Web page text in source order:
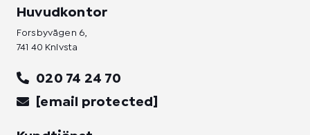
Huvudkontor
Forsbyvägen 6,
741 40 Knivsta
020 74 24 70
[email protected]